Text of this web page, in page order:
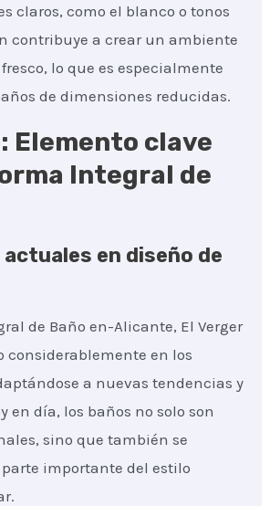
claros, como el blanco o tonos
contribuye a crear un ambiente
lo que es especialmente
de dimensiones reducidas.
Elemento clave
Integral de
en diseño de
de Baño en-Alicante, El Verger
considerablemente en los
a nuevas tendencias y
en día, los baños no solo son
sino que también se
importante del estilo